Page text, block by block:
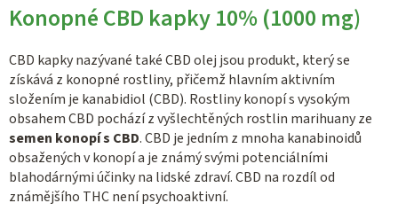
l
á
d
a
c
í
p
r
v
Konopné CBD kapky 10% (1000 mg)
CBD kapky nazývané také CBD olej jsou produkt, který se
získává z konopné rostliny, přičemž hlavním aktivním
složením je kanabidiol (CBD). Rostliny konopí s vysokým
obsahem CBD pochází z vyšlechtěných rostlin marihuany ze
semen konopí s CBD. CBD je jedním z mnoha kanabinoidů
obsažených v konopí a je známý svými potenciálními
blahodárnými účinky na lidské zdraví. CBD na rozdíl od
známějšího THC není psychoaktivní.